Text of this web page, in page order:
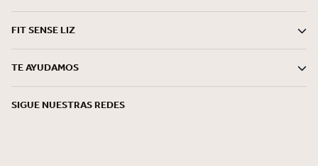
FIT SENSE LIZ
TE AYUDAMOS
SIGUE NUESTRAS REDES